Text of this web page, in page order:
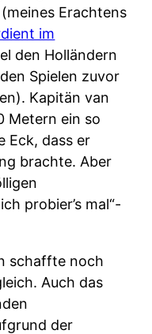
Erachtens
im
den Holländern
Spielen zuvor
Kapitän van
Metern ein so
Eck, dass er
brachte. Aber
probier’s mal“-
schaffte noch
Auch das
der